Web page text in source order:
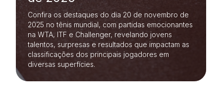
Confira os destaques do dia 20 de novembro de
2025 no tênis mundial, com partidas emocionantes
na WTA, ITF e Challenger, revelando jovens
talentos, surpresas e resultados que impactam as
classificações dos principais jogadores em
diversas superfícies.